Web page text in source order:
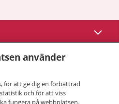
Visa
använder
för att ge dig en förbättrad
och för att viss
fungera på webbplatsen.